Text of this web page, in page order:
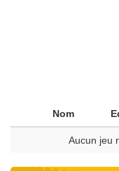
Nom
Aucun jeu